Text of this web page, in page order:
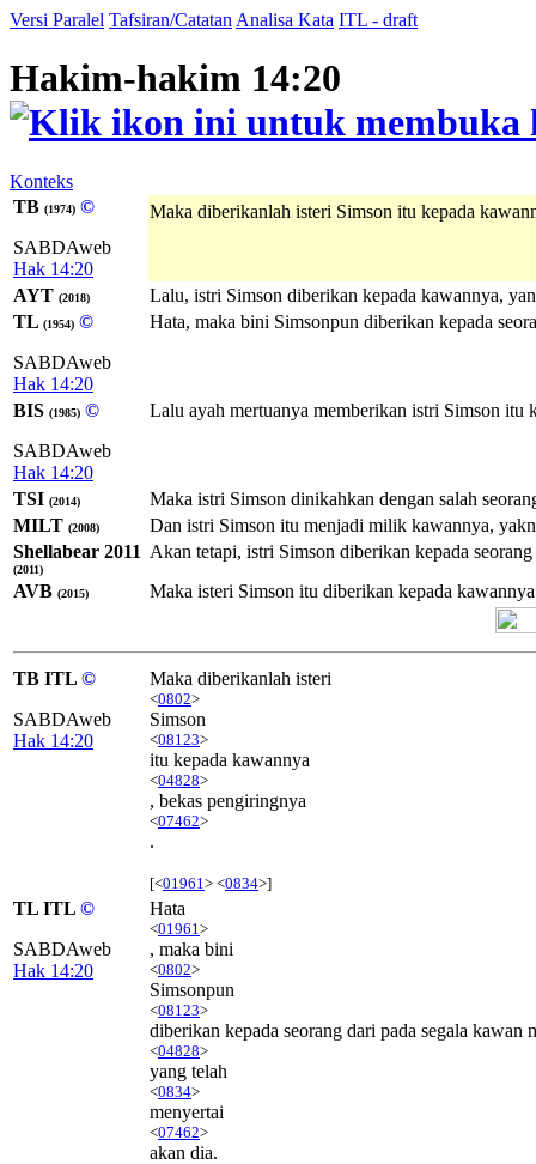
Versi Paralel Tafsiran/Catatan Analisa Kata ITL - draft
Hakim-hakim 14:20
Konteks
TB (1974) ©
SABDAweb
Hak 14:20
Maka diberikanlah isteri Simson itu kepada
AYT (2018)
Lalu, istri Simson diberikan kepada kawannya,
TL (1954) ©
SABDAweb
Hak 14:20
Hata, maka bini Simsonpun diberikan kepada
BIS (1985) ©
SABDAweb
Hak 14:20
Lalu ayah mertuanya memberikan istri Simson itu
TSI (2014)
Maka istri Simson dinikahkan dengan salah
MILT (2008)
Dan istri Simson itu menjadi milik kawannya,
Shellabear 2011
(2011)
Akan tetapi, istri Simson diberikan kepada
AVB (2015) Maka isteri Simson itu diberikan kepada
TB ITL ©
SABDAweb
Hak 14:20
Maka diberikanlah isteri
<0802>
Simson
<08123>
itu kepada kawannya
<04828>
, bekas pengiringnya
<07462>
.
[<01961 > <0834>]
TL ITL ©
SABDAweb
Hak 14:20
Hata
<01961 >
, maka bini
<0802>
Simsonpun
<08123>
diberikan kepada seorang dari pada segala kawan
<04828>
yang telah
<0834>
menyertai
<07462>
akan dia.